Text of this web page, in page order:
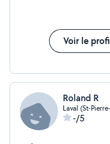
Voir le
Roland R
Laval (St-
-/5